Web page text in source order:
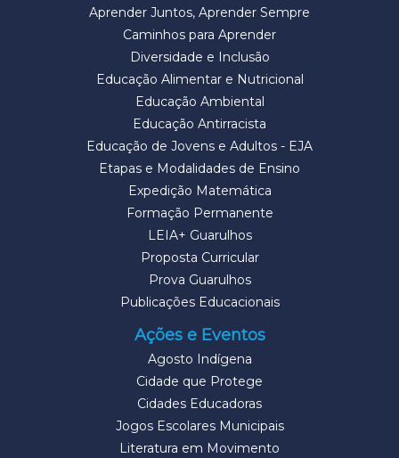
Aprender Juntos, Aprender Sempre
Caminhos para Aprender
Diversidade e Inclusão
Educação Alimentar e Nutricional
Educação Ambiental
Educação Antirracista
Educação de Jovens e Adultos - EJA
Etapas e Modalidades de Ensino
Expedição Matemática
Formação Permanente
LEIA+ Guarulhos
Proposta Curricular
Prova Guarulhos
Publicações Educacionais
Ações e Eventos
Agosto Indígena
Cidade que Protege
Cidades Educadoras
Jogos Escolares Municipais
Literatura em Movimento